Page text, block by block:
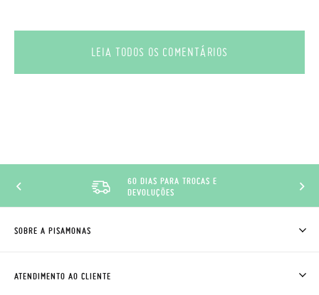
LEIA TODOS OS COMENTÁRIOS
60 DIAS PARA TROCAS E
DEVOLUÇÕES
SOBRE A PISAMONAS
ATENDIMENTO AO CLIENTE